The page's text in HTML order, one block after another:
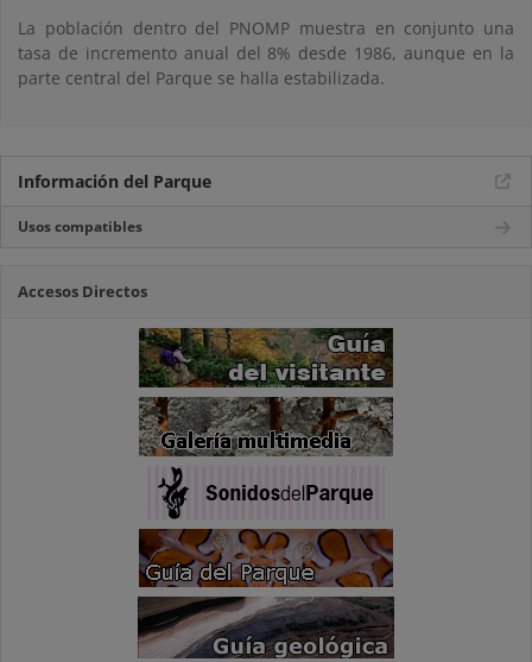
La población dentro del PNOMP muestra en conjunto una
tasa de incremento anual del 8% desde 1986, aunque en la
parte central del Parque se halla estabilizada.
Información del Parque
Usos compatibles
Accesos Directos